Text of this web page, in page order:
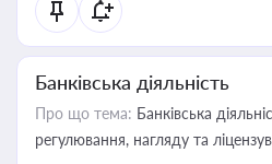
Банківська діяльність
Про що тема: Банківська
регулювання, нагляду та